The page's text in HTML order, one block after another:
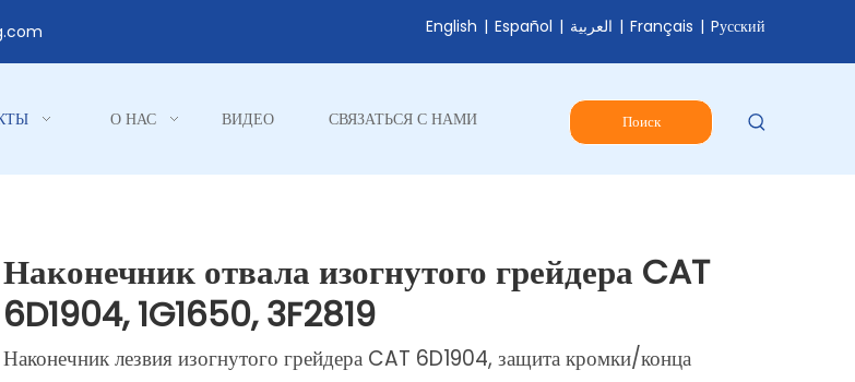
English | Español | العربية | Français | Pусский
О НАС ВИДЕО СВЯЗАТЬСЯ С НАМИ Поиск
Наконечник отвала изогнутого грейдера CAT
6D1904, 1G1650, 3F2819
Наконечник лезвия изогнутого грейдера CAT 6D1904, защита кромки/конца